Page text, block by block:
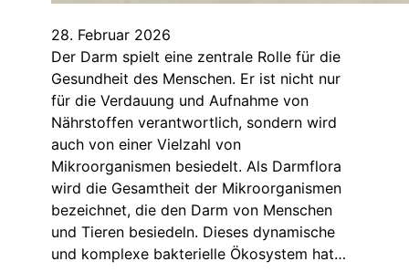
28. Februar 2026
Der Darm spielt eine zentrale Rolle für die
Gesundheit des Menschen. Er ist nicht nur
für die Verdauung und Aufnahme von
Nährstoffen verantwortlich, sondern wird
auch von einer Vielzahl von
Mikroorganismen besiedelt. Als Darmflora
wird die Gesamtheit der Mikroorganismen
bezeichnet, die den Darm von Menschen
und Tieren besiedeln. Dieses dynamische
und komplexe bakterielle Ökosystem hat…